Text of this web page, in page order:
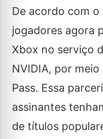
De acordo com
jogadores agora
Xbox no serviço
NVIDIA, por
Pass. Essa
assinantes
de títulos